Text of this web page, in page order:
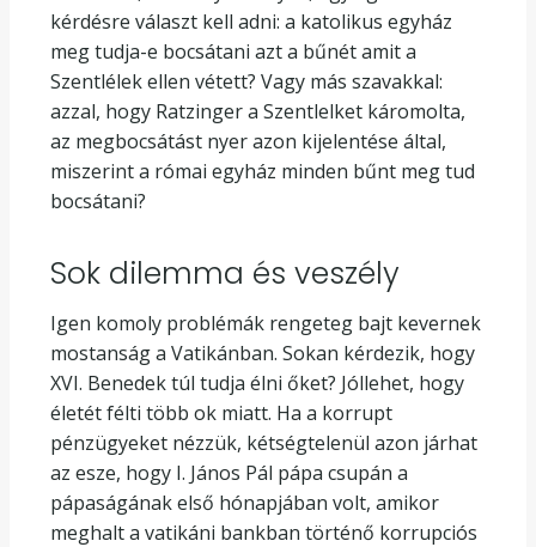
kérdésre választ kell adni: a katolikus egyház
meg tudja-e bocsátani azt a bűnét amit a
Szentlélek ellen vétett? Vagy más szavakkal:
azzal, hogy Ratzinger a Szentlelket káromolta,
az megbocsátást nyer azon kijelentése által,
miszerint a római egyház minden bűnt meg tud
bocsátani?
Sok dilemma és veszély
Igen komoly problémák rengeteg bajt kevernek
mostanság a Vatikánban. Sokan kérdezik, hogy
XVI. Benedek túl tudja élni őket? Jóllehet, hogy
életét félti több ok miatt. Ha a korrupt
pénzügyeket nézzük, kétségtelenül azon járhat
az esze, hogy I. János Pál pápa csupán a
pápaságának első hónapjában volt, amikor
meghalt a vatikáni bankban történő korrupciós